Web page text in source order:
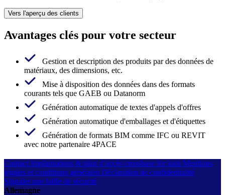
Vers l'aperçu des clients
Avantages clés pour votre secteur
Gestion et description des produits par des données de
matériaux, des dimensions, etc.
Mise à disposition des données dans des formats
courants tels que GAEB ou Datanorm
Génération automatique de textes d'appels d'offres
Génération automatique d'emballages et d'étiquettes
Génération de formats BIM comme IFC ou REVIT
avec notre partenaire 4PACE
Contact Implantations & plan d’accès crossbase for kids Mentions
légales et conditions générales Déclaration de confidentialité
Signaler une faille de sécurité
Allemagne